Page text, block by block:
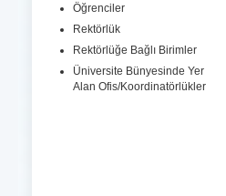
Öğrenciler
Rektörlük
Rektörlüğe Bağlı Birimler
Üniversite Bünyesinde Yer
Alan Ofis/Koordinatörlükler